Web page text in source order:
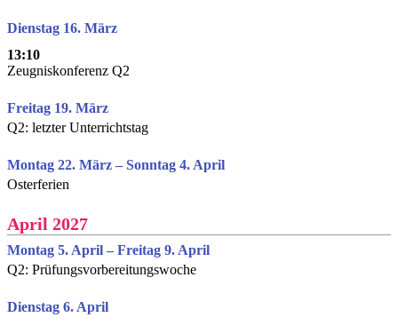
Dienstag 16. März
13:10
Zeugniskonferenz Q2
Freitag 19. März
Q2: letzter Unterrichtstag
Montag 22. März – Sonntag 4. April
Osterferien
April 2027
Montag 5. April – Freitag 9. April
Q2: Prüfungsvorbereitungswoche
Dienstag 6. April